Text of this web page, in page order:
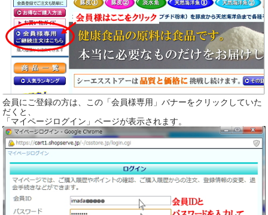
会員にご登録の方は、この「会員様専用」バナーをクリックしていた
だくと、
「マイページログイン」ページが表示されます。